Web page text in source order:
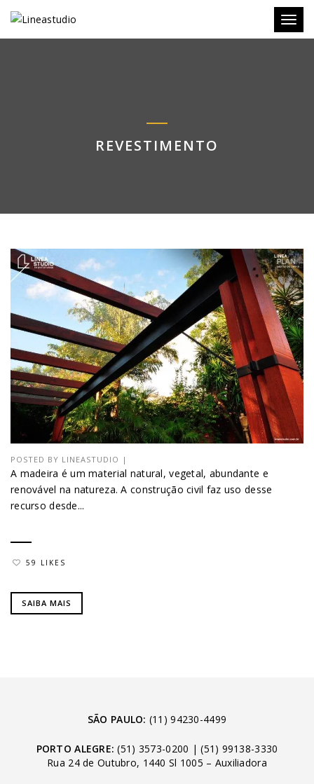
REVESTIMENTO
POSTED BY LINEASTUDIO |
A madeira é um material natural, vegetal, abundante e
renovável na natureza. A construção civil faz uso desse
recurso desde...
59 LIKES
SAIBA MAIS
SÃO PAULO: (11) 94230-4499
PORTO ALEGRE: (51) 3573-0200 |(51) 99138-3330
Rua 24 de Outubro, 1440 Sl 1005 – Auxiliadora